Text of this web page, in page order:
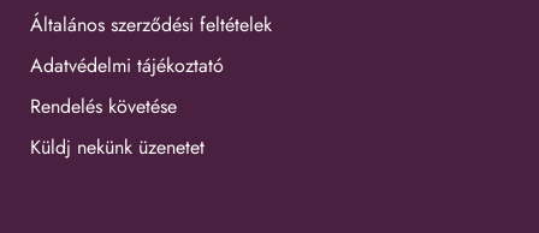
Általános szerződési feltételek
Adatvédelmi tájékoztató
Rendelés követése
Küldj nekünk üzenetet